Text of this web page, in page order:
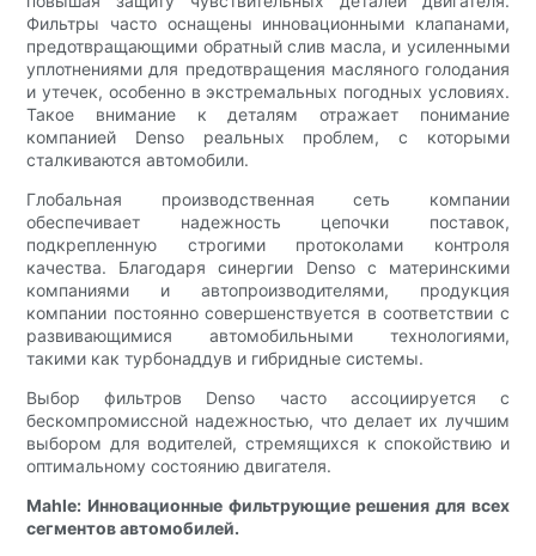
Фильтры часто оснащены инновационными клапанами,
предотвращающими обратный слив масла, и усиленными
уплотнениями для предотвращения масляного голодания
и утечек, особенно в экстремальных погодных условиях.
Такое внимание к деталям отражает понимание
компанией Denso реальных проблем, с которыми
сталкиваются автомобили.
Глобальная производственная сеть компании
обеспечивает надежность цепочки поставок,
подкрепленную строгими протоколами контроля
качества. Благодаря синергии Denso с материнскими
компаниями и автопроизводителями, продукция
компании постоянно совершенствуется в соответствии с
развивающимися автомобильными технологиями,
такими как турбонаддув и гибридные системы.
Выбор фильтров Denso часто ассоциируется с
бескомпромиссной надежностью, что делает их лучшим
выбором для водителей, стремящихся к спокойствию и
оптимальному состоянию двигателя.
Mahle: Инновационные фильтрующие решения для всех
сегментов автомобилей.